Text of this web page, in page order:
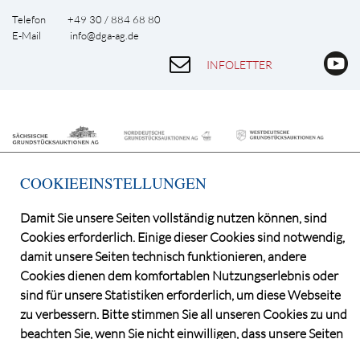
Telefon +49 30 / 884 68 80
E-Mail info@dga-ag.de
INFOLETTER
©2026 Deutsche Grundstücksauktionen AG
CONSENT MANAGER
KATALOGBEZUG
OBJEKTFRAGEBOGEN
DATENSCHUTZ
COOKIEEINSTELLUNGEN
Damit Sie unsere Seiten vollständig nutzen können, sind
Cookies erforderlich. Einige dieser Cookies sind notwendig,
damit unsere Seiten technisch funktionieren, andere
Cookies dienen dem komfortablen Nutzungserlebnis oder
sind für unsere Statistiken erforderlich, um diese Webseite
zu verbessern. Bitte stimmen Sie all unseren Cookies zu und
beachten Sie, wenn Sie nicht einwilligen, dass unsere Seiten